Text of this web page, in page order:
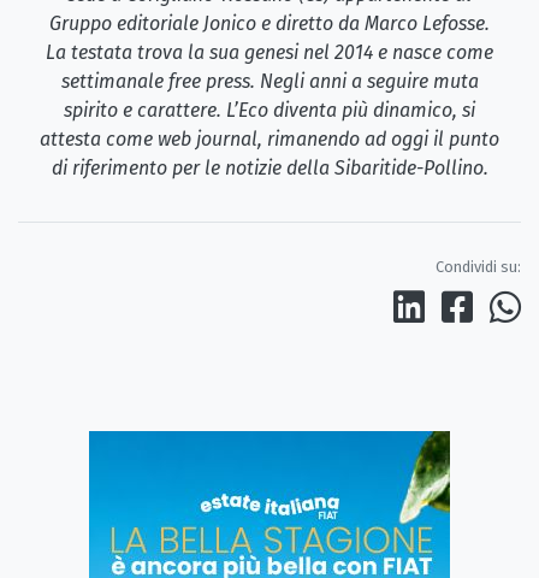
Gruppo editoriale Jonico e diretto da Marco Lefosse.
La testata trova la sua genesi nel 2014 e nasce come
settimanale free press. Negli anni a seguire muta
spirito e carattere. L’Eco diventa più dinamico, si
attesta come web journal, rimanendo ad oggi il punto
di riferimento per le notizie della Sibaritide-Pollino.
Condividi su: